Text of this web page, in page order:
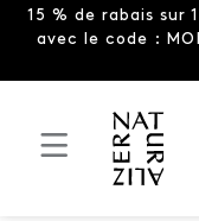
15 % de rabais sur
avec le code :